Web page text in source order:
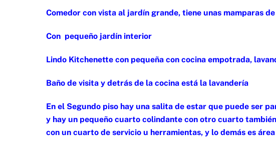
Comedor con vista al jardín grande, tiene unas mamparas
Con pequeño jardín interior
Lindo Kitchenette con pequeña con cocina empotrada,
Baño de visita y detrás de la cocina está la lavandería
En el Segundo piso hay una salita de estar que puede ser
y hay un pequeño cuarto colindante con otro cuarto
con un cuarto de servicio u herramientas, y lo demás es